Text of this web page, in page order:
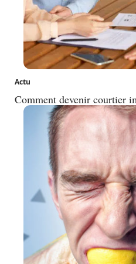
Actu
Comment devenir courtier